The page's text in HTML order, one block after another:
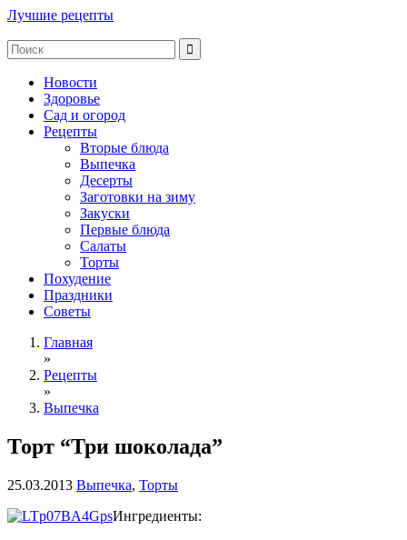
Лучшие рецепты
Новости
Здоровье
Сад и огород
Рецепты
Вторые блюда
Выпечка
Десерты
Заготовки на зиму
Закуски
Первые блюда
Салаты
Торты
Похудение
Праздники
Советы
Главная
»
Рецепты
»
Выпечка
Торт “Три шоколада”
25.03.2013 Выпечка, Торты
Ингредиенты: